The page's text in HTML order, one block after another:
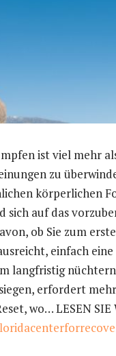
ist viel mehr
zu
körperlichen
sich auf das
ob Sie zum
einfach
langfristig
erfordert
wo… LESEN